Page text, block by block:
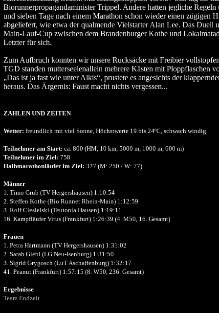
Biorunnerpropagandaminister Trippel. Andere hatten jegliche
und sieben Tage nach einem Marathon schon wieder einen zügigen
abgeliefert, wie etwa der qualmende Vielstarter Alan Lee. Das Duell
Main-Lauf-Cup zwischen dem Brandenburger Kothe und
Letzter für sich.
Zum Aufbruch konnten wir unsere Rucksäcke mit Freibier
TGD standen mutterseelenallein mehrere Kästen mit Ploppflaschen
„Das ist ja fast wie unter Alkis“, prustete es angesichts der
heraus. Das Ärgernis: Faust macht nichts vergessen...
ZAHLEN UND ZEITEN
Wetter: freundlich mit viel Sonne, Höchstwerte 19 bis 24ºC, schwach windig
Teilnehmer am Start: ca. 800 (HM, 10 km, 5000 m, 1000 m, 600 m)
Teilnehmer im Ziel: 758
Halbmarathonläufer im Ziel: 327 (M: 250 / W: 77)
Männer
1. Timo Grub (TV Hergershausen) 1:10:54
2. Steffen Kothe (Bio Runner Rhein-Main) 1:12:59
3. Rolf Ciesielski (Teutonia Hausen) 1:19:11
16. Kampfläufer Vitus (Frankfurt) 1:26:39 (4. M50, 16. Gesamt)
Frauen
1. Petra Hartmann (TV Hergershausen) 1:31:02
2. Sarah Giebl (LG Neu-Isenburg) 1:31:50
3. Sigrid Grygosch (LuT Aschaffenburg) 1:32:17
41. Peanut (Frankfurt) 1:57:15 (8. W50, 236. Gesamt)
Ergebnisse
Team Endzeit